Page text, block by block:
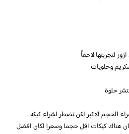
لتجربتها لاحقاً
وحلويات
حلوة
الحجم الاكبر لكن تضطر لشراء كيكة